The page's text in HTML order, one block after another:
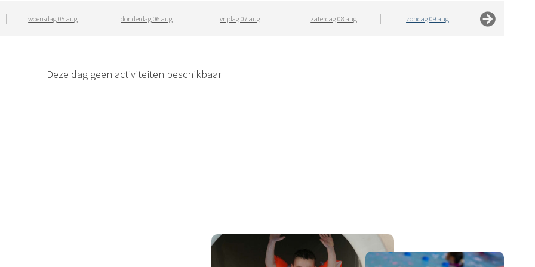
woensdag 05 aug donderdag 06 aug vrijdag 07 aug zaterdag 08 aug zondag 09 aug
Deze dag geen activiteiten beschikbaar